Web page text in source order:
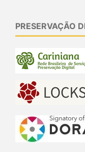
PRESERVAÇÃO